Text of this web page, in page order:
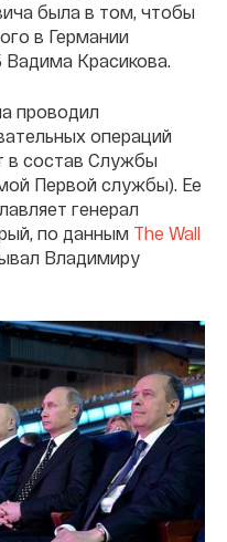
была в том, чтобы
в Германии
Вадима Красикова.
проводил
операций
в состав Службы
Первой службы). Ее
генерал
по данным The Wall
Владимиру